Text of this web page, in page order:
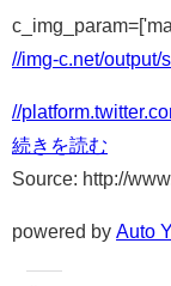
//img-c.net/output/
//
続きを読む
Source: http://
powered by Auto